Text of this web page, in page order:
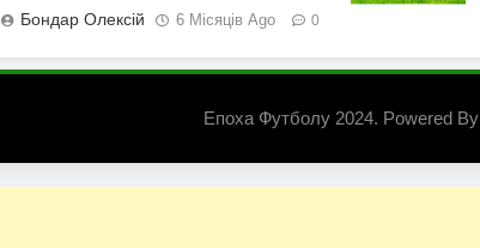
Бондар Олексій 6 Місяців Ago 0
Епоха Футболу 2024. Powered By